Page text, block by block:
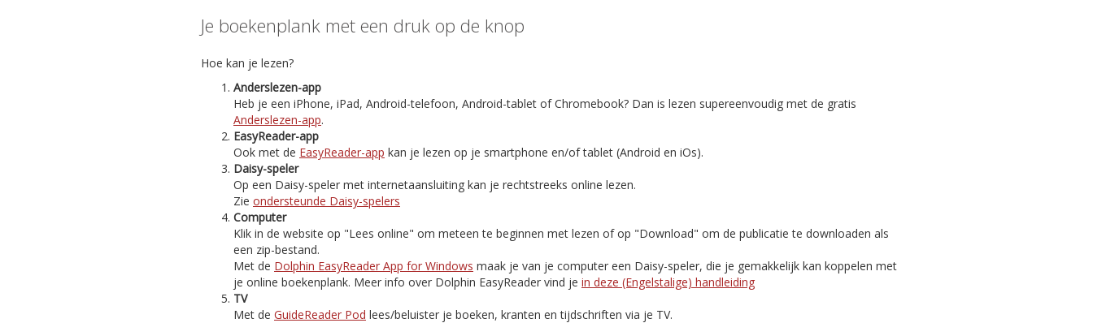
Je boekenplank met een druk op de knop
Hoe kan je lezen?
Anderslezen-app
Heb je een iPhone, iPad, Android-telefoon, Android-tablet of Chromebook? Dan is lezen supereenvoudig met de gratis
Anderslezen-app.
EasyReader-app
Ook met de EasyReader-app kan je lezen op je smartphone en/of tablet (Android en iOs).
Daisy-speler
Op een Daisy-speler met internetaansluiting kan je rechtstreeks online lezen.
Zie ondersteunde Daisy-spelers
Computer
Klik in de website op "Lees online" om meteen te beginnen met lezen of op "Download" om de publicatie te downloaden als
een zip-bestand.
Met de Dolphin EasyReader App for Windows maak je van je computer een Daisy-speler, die je gemakkelijk kan koppelen met
je online boekenplank. Meer info over Dolphin EasyReader vind je in deze (Engelstalige) handleiding
TV
Met de GuideReader Pod lees/beluister je boeken, kranten en tijdschriften via je TV.